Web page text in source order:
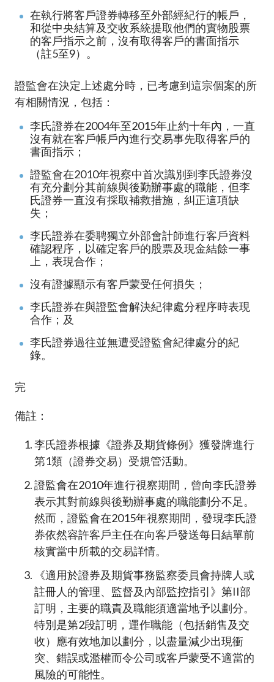
在執行將客戶證券轉移至外部經紀行的帳戶，
和從中央結算及交收系統提取他們的實物股票
的客戶指示之前，沒有取得客戶的書面指示
（註5至9）。
證監會在決定上述處分時，已考慮到這宗個案的所
有相關情況，包括：
李氏證券在2004年至2015年止約十年內，一直
沒有就在客戶帳戶內進行交易事先取得客戶的
書面指示；
證監會在2010年視察中首次識別到李氏證券沒
有充分劃分其前線與後勤辦事處的職能，但李
氏證券一直沒有採取補救措施，糾正這項缺
失；
李氏證券在委聘獨立外部會計師進行客戶資料
確認程序，以確定客戶的股票及現金結餘一事
上，表現合作；
沒有證據顯示有客戶蒙受任何損失；
李氏證券在與證監會解決紀律處分程序時表現
合作；及
李氏證券過往並無遭受證監會紀律處分的紀
錄。
完
備註：
李氏證券根據《證券及期貨條例》獲發牌進行
第1類（證券交易）受規管活動。
證監會在2010年進行視察期間，曾向李氏證券
表示其對前線與後勤辦事處的職能劃分不足。
然而，證監會在2015年視察期間，發現李氏證
券依然容許客戶主任在向客戶發送每日結單前
核實當中所載的交易詳情。
《適用於證券及期貨事務監察委員會持牌人或
註冊人的管理、監督及內部監控指引》第II部
訂明，主要的職責及職能須適當地予以劃分。
特別是第2段訂明，運作職能（包括銷售及交
收）應有效地加以劃分，以盡量減少出現衝
突、錯誤或濫權而令公司或客戶蒙受不適當的
風險的可能性。